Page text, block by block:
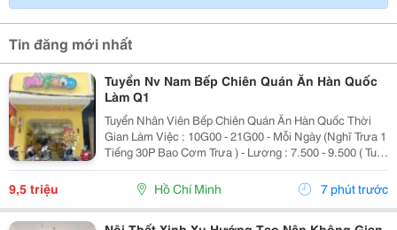
Tin đăng mới nhất
Tuyển Nv Nam Bếp Chiên Quán Ăn Hàn Quốc
Làm Q1
Tuyển Nhân Viên Bếp Chiên Quán Ăn Hàn Quốc Thời
Gian Làm Việc : 10G00 - 21G00 - Mỗi Ngày (Nghĩ Trưa 1
Tiếng 30P Bao Cơm Trưa ) - Lương : 7.500 - 9.500 ( Tuỳ
Theo Năng Lực ) Mô Tả Công Việc: - Bếp Chiên : Sử
Dụng Được Chảo Non Biết Chiên...
9,5 triệu Hồ Chí Minh 7 phút trước